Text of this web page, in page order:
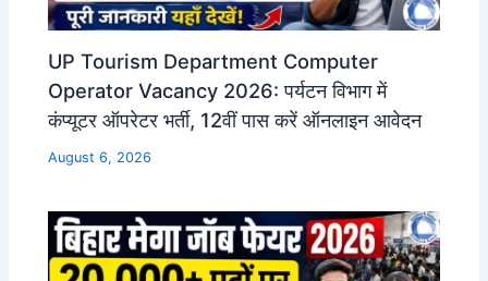
UP Tourism Department Computer
Operator Vacancy 2026: पर्यटन विभाग में
कंप्यूटर ऑपरेटर भर्ती, 12वीं पास करें ऑनलाइन आवेदन
August 6, 2026